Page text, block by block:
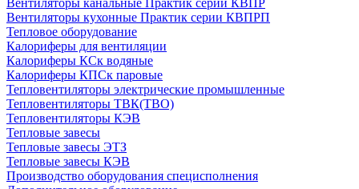
Вентиляторы канальные Практик серии КВПР
Вентиляторы кухонные Практик серии КВПРП
Тепловое оборудование
Калориферы для вентиляции
Калориферы КСк водяные
Калориферы КПСк паровые
Тепловентиляторы электрические промышленные
Тепловентиляторы ТВК(ТВО)
Тепловентиляторы КЭВ
Тепловые завесы
Тепловые завесы ЭТЗ
Тепловые завесы КЭВ
Производство оборудования специсполнения